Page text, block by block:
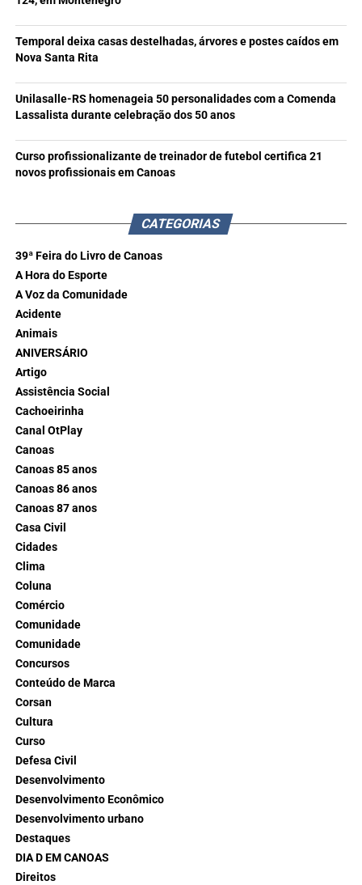
Temporal deixa casas destelhadas, árvores e postes caídos em
Nova Santa Rita
Unilasalle-RS homenageia 50 personalidades com a Comenda
Lassalista durante celebração dos 50 anos
Curso profissionalizante de treinador de futebol certifica 21
novos profissionais em Canoas
CATEGORIAS
39ª Feira do Livro de Canoas
A Hora do Esporte
A Voz da Comunidade
Acidente
Animais
ANIVERSÁRIO
Artigo
Assistência Social
Cachoeirinha
Canal OtPlay
Canoas
Canoas 85 anos
Canoas 86 anos
Canoas 87 anos
Casa Civil
Cidades
Clima
Coluna
Comércio
Comunidade
Comunidade
Concursos
Conteúdo de Marca
Corsan
Cultura
Curso
Defesa Civil
Desenvolvimento
Desenvolvimento Econômico
Desenvolvimento urbano
Destaques
DIA D EM CANOAS
Direitos